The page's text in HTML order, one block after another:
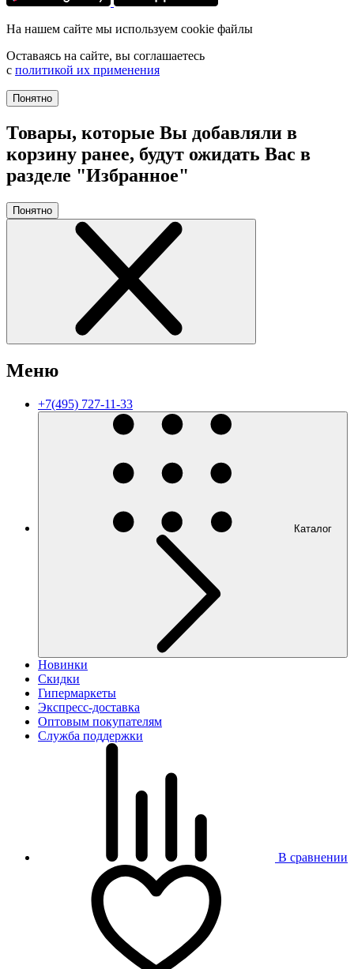
На нашем сайте мы используем cookie файлы
Оставаясь на сайте, вы соглашаетесь
с политикой их применения
Понятно
Товары, которые Вы добавляли в
корзину ранее, будут ожидать Вас в
разделе "Избранное"
Понятно
Меню
+7(495) 727-11-33
Каталог
Новинки
Скидки
Гипермаркеты
Экспресс-доставка
Оптовым покупателям
Служба поддержки
В сравнении